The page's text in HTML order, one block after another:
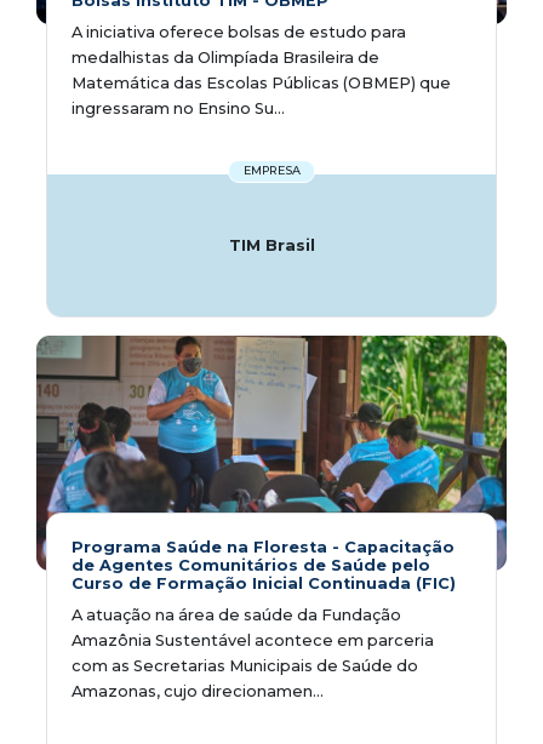
A iniciativa oferece bolsas de estudo para
medalhistas da Olimpíada Brasileira de
Matemática das Escolas Públicas (OBMEP) que
ingressaram no Ensino Su...
EMPRESA
TIM Brasil
Programa Saúde na Floresta - Capacitação
de Agentes Comunitários de Saúde pelo
Curso de Formação Inicial Continuada (FIC)
A atuação na área de saúde da Fundação
Amazônia Sustentável acontece em parceria
com as Secretarias Municipais de Saúde do
Amazonas, cujo direcionamen...